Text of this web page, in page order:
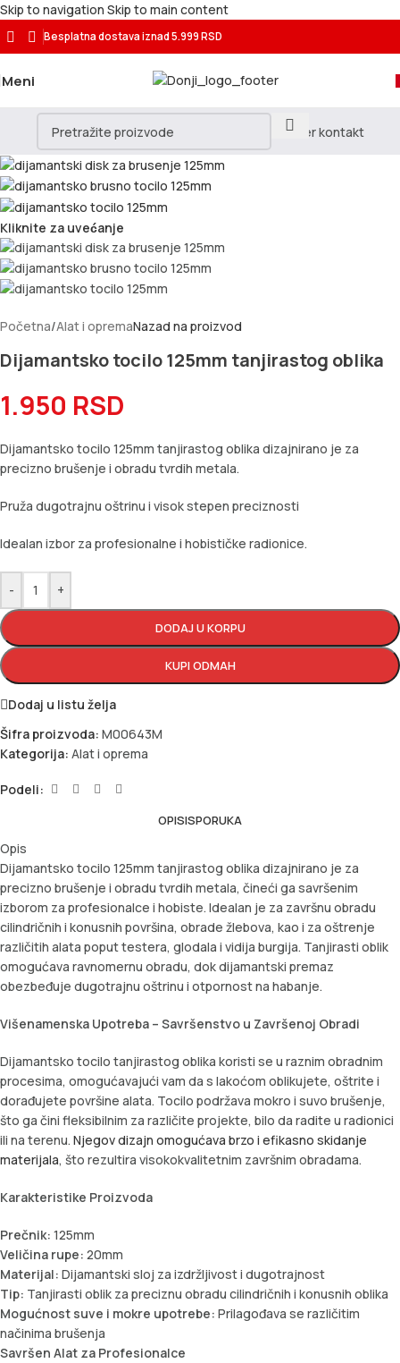
Skip to navigation Skip to main content
Besplatna dostava iznad 5.999 RSD
Meni
Kliknite za uvećanje
Početna/Alat i opremaNazad na proizvod
Dijamantsko tocilo 125mm tanjirastog oblika
1.950 RSD
Dijamantsko tocilo 125mm tanjirastog oblika dizajnirano je za
precizno brušenje i obradu tvrdih metala.
Pruža dugotrajnu oštrinu i visok stepen preciznosti
Idealan izbor za profesionalne i hobističke radionice.
- +
DODAJ U KORPU
KUPI ODMAH
Dodaj u listu želja
Šifra proizvoda: M00643M
Kategorija: Alat i oprema
Podeli:
OPISISPORUKA
Opis
Dijamantsko tocilo 125mm tanjirastog oblika dizajnirano je za
precizno brušenje i obradu tvrdih metala, čineći ga savršenim
izborom za profesionalce i hobiste. Idealan je za završnu obradu
cilindričnih i konusnih površina, obrade žlebova, kao i za oštrenje
različitih alata poput testera, glodala i vidija burgija. Tanjirasti oblik
omogućava ravnomernu obradu, dok dijamantski premaz
obezbeđuje dugotrajnu oštrinu i otpornost na habanje.
Višenamenska Upotreba – Savršenstvo u Završenoj Obradi
Dijamantsko tocilo tanjirastog oblika koristi se u raznim obradnim
procesima, omogućavajući vam da s lakoćom oblikujete, oštrite i
dorađujete površine alata. Tocilo podržava mokro i suvo brušenje,
što ga čini fleksibilnim za različite projekte, bilo da radite u radionici
ili na terenu. Njegov dizajn omogućava brzo i efikasno skidanje
materijala, što rezultira visokokvalitetnim završnim obradama.
Karakteristike Proizvoda
Prečnik: 125mm
Veličina rupe: 20mm
Materijal: Dijamantski sloj za izdržljivost i dugotrajnost
Tip: Tanjirasti oblik za preciznu obradu cilindričnih i konusnih oblika
Mogućnost suve i mokre upotrebe: Prilagođava se različitim
načinima brušenja
Savršen Alat za Profesionalce